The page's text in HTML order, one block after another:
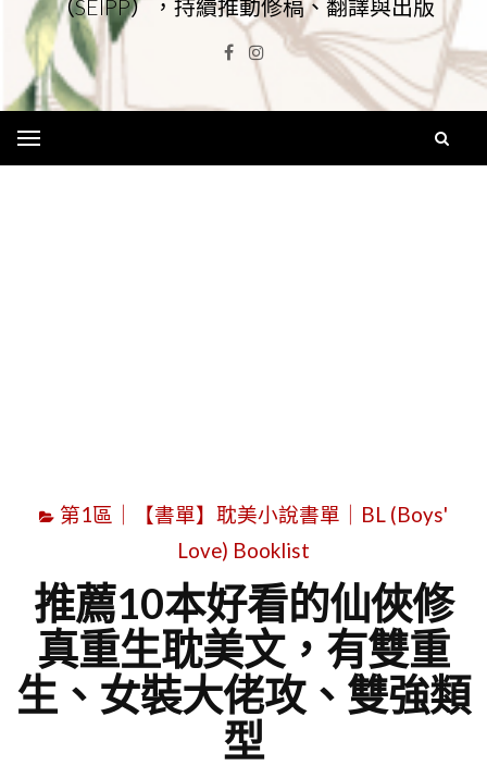
（SEIPP），持續推動修稿、翻譯與出版
Facebook
Instagram
第1區｜【書單】耽美小說書單｜BL (Boys'
Love) Booklist
推薦10本好看的仙俠修
真重生耽美文，有雙重
生、女裝大佬攻、雙強類
型